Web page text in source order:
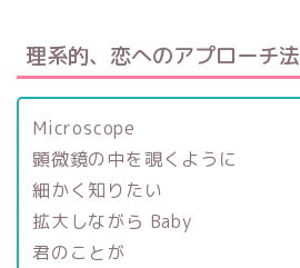
理系的、恋へのアプローチ法
Microscope
顕微鏡の中を覗くように
細かく知りたい
拡大しながら Baby
君のことが